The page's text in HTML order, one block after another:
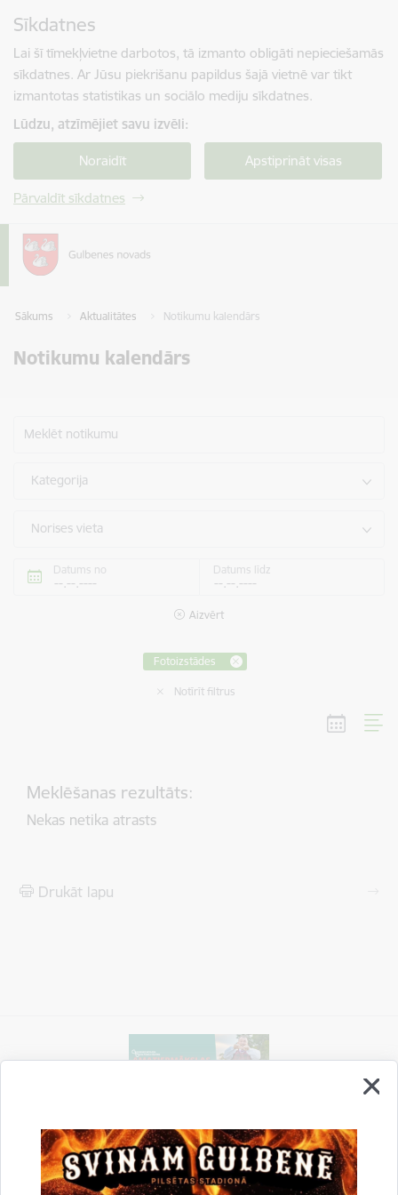
Sīkdatnes
Lai šī tīmekļvietne darbotos, tā izmanto obligāti nepieciešamās
sīkdatnes. Ar Jūsu piekrišanu papildus šajā vietnē var tikt
izmantotas statistikas un sociālo mediju sīkdatnes.
Lūdzu, atzīmējiet savu izvēli:
Noraidīt Apstiprināt visas
Pārvaldīt sīkdatnes
Sākums Aktualitātes Notikumu kalendārs
Notikumu kalendārs
Meklēt notikumu
Kategorija
Norises vieta
Datums no Datums līdz
Aizvērt
Fotoizstādes
Notīrīt filtrus
Meklēšanas rezultāts:
Nekas netika atrasts
Drukāt lapu